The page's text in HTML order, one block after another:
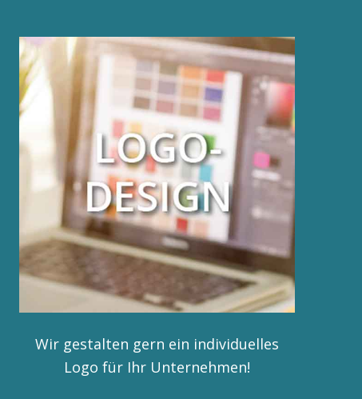
Wir gestalten gern ein individuelles
Logo für Ihr Unternehmen!